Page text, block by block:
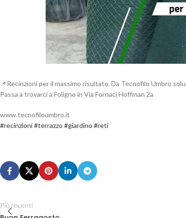
📌Recinzioni per il massimo risultato. Da Tecnofilo Umbro
Passa a trovarci a Foligno in Via Fornaci Hoffman 2a
www.tecnofiloumbro.it
#recinzioni#terrazzo #giardino #reti
Più recenti